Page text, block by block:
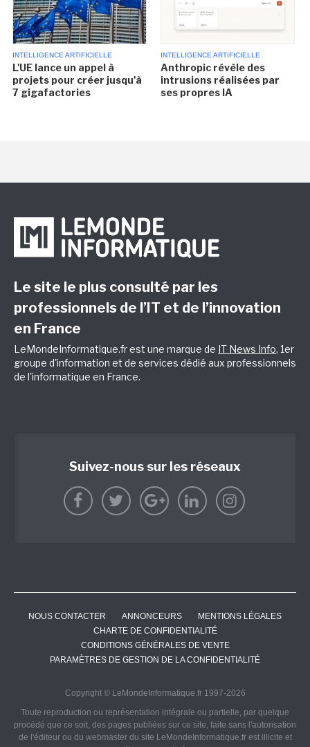
INTELLIGENCE ARTIFICIELLE
L'UE lance un appel à
projets pour créer jusqu'à
7 gigafactories
INTELLIGENCE ARTIFICIELLE
Anthropic révèle des
intrusions réalisées par
ses propres IA
Le site le plus consulté par les
professionnels de l’IT et de l’innovation
en France
LeMondeInformatique.fr est une marque de IT News Info, 1er
groupe d'information et de services dédié aux professionnels
de l'informatique en France.
Suivez-nous sur les réseaux
NOUS CONTACTER ANNONCEURS
MENTIONS LÉGALES
CHARTE DE CONFIDENTIALITÉ
CONDITIONS GÉNÉRALES DE VENTE
PARAMÈTRES DE GESTION DE LA CONFIDENTIALITÉ
Copyright © LeMondeInformatique.fr 1997-2026
Toute reproduction ou représentation intégrale ou partielle, par quelque
procédé que ce soit, des pages publiées sur ce site, faite sans l'autorisation
de l'éditeur ou du webmaster du site LeMondeInformatique.fr est illicite et